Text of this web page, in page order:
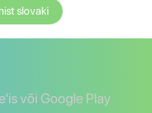
slovaki
või Google Play